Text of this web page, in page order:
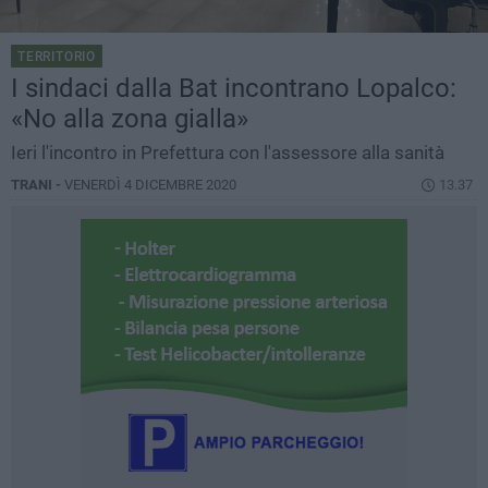
TERRITORIO
I sindaci dalla Bat incontrano Lopalco:
«No alla zona gialla»
Ieri l'incontro in Prefettura con l'assessore alla sanità
TRANI - VENERDÌ 4 DICEMBRE 2020 13.37